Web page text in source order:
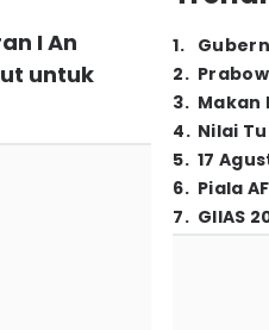
I An
untuk
1.
2.
3. Makan
4. Nilai
5. 17
6. Piala
7. GIIAS